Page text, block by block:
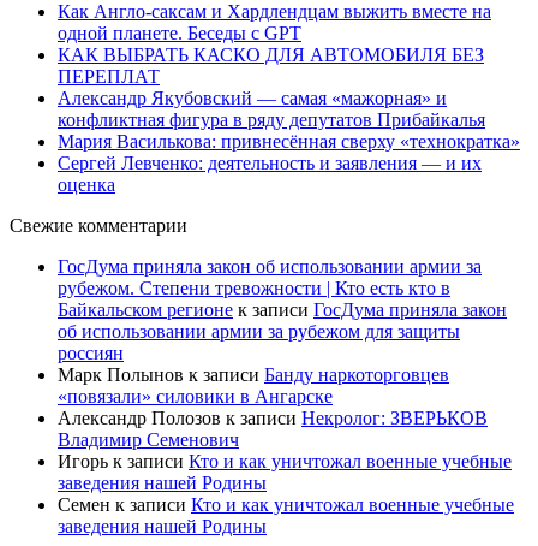
Как Англо-саксам и Хардлендцам выжить вместе на
одной планете. Беседы с GPT
КАК ВЫБРАТЬ КАСКО ДЛЯ АВТОМОБИЛЯ БЕЗ
ПЕРЕПЛАТ
Александр Якубовский — самая «мажорная» и
конфликтная фигура в ряду депутатов Прибайкалья
Мария Василькова: привнесённая сверху «технократка»
Сергей Левченко: деятельность и заявления — и их
оценка
Свежие комментарии
ГосДума приняла закон об использовании армии за
рубежом. Степени тревожности | Кто есть кто в
Байкальском регионе к записи ГосДума приняла закон
об использовании армии за рубежом для защиты
россиян
Марк Полынов к записи Банду наркоторговцев
«повязали» силовики в Ангарске
Александр Полозов к записи Некролог: ЗВЕРЬКОВ
Владимир Семенович
Игорь к записи Кто и как уничтожал военные учебные
заведения нашей Родины
Семен к записи Кто и как уничтожал военные учебные
заведения нашей Родины